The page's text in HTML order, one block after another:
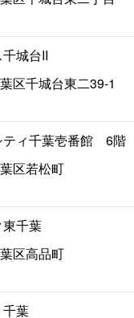
城台II
区千城台東二39-1
ティ千葉壱番館 6階
区若松町
千葉
区高品町
葉